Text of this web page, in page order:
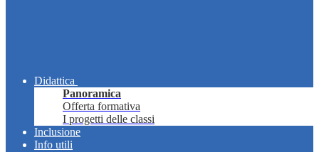
Didattica
Panoramica
Offerta formativa
I progetti delle classi
Inclusione
Info utili